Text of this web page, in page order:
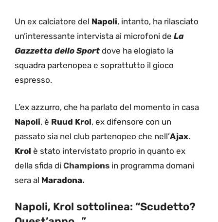
Un ex calciatore del Napoli, intanto, ha rilasciato
un’interessante intervista ai microfoni de La
Gazzetta dello Sport dove ha elogiato la
squadra partenopea e soprattutto il gioco
espresso.
L’ex azzurro, che ha parlato del momento in casa
Napoli, è Ruud Krol, ex difensore con un
passato sia nel club partenopeo che nell’Ajax.
Krol è stato intervistato proprio in quanto ex
della sfida di Champions in programma domani
sera al Maradona.
Napoli, Krol sottolinea: “Scudetto?